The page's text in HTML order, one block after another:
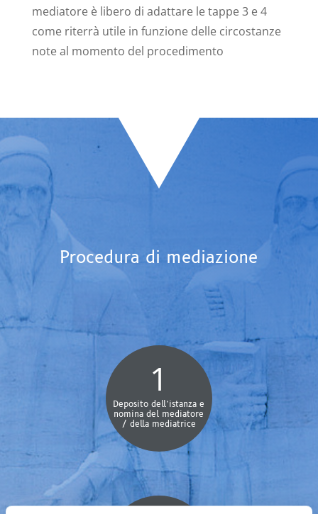
mediatore è libero di adattare le tappe 3 e 4
come riterrà utile in funzione delle circostanze
note al momento del procedimento
Procedura di mediazione
1
Deposito dell’istanza e
nomina del mediatore
/ della mediatrice